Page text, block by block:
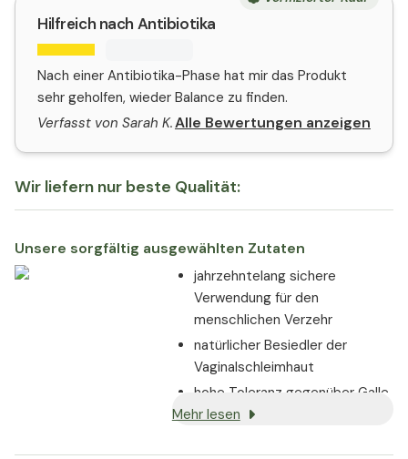
Hilfreich nach Antibiotika
Nach einer Antibiotika-Phase hat mir das Produkt
sehr geholfen, wieder Balance zu finden.
Verfasst von Sarah K.Alle Bewertungen anzeigen
Wir liefern nur beste Qualität:
Unsere sorgfältig ausgewählten Zutaten
jahrzehntelang sichere
Verwendung für den
menschlichen Verzehr
natürlicher Besiedler der
Vaginalschleimhaut
hohe Toleranz gegenüber Galle,
Säure, Pepsin und Pankreatin
Mehr lesen